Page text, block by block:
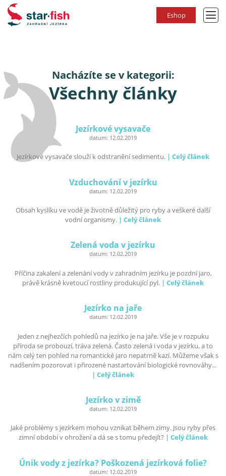
Eshop
Nacházíte se v kategorii:
Všechny články
Jezírkové vysavače
datum: 12.02.2019
Jezírkové vysavače slouží k odstranění sedimentu. | Celý článek
Vzduchování v jezírku
datum: 12.02.2019
Obsah kyslíku ve vodě je životně důležitý pro ryby a veškeré další
vodní organismy. | Celý článek
Zelená voda v jezírku
datum: 12.02.2019
Příčina zakalení a zelenání vody v zahradním jezírku je pozdní jaro,
právě krásně kvetoucí rostliny produkující pyl. | Celý článek
Jezírko na jaře
datum: 12.02.2019
Jeden z nejhezčích pohledů na jezírko je na jaře. Vše je v rozpuku
příroda se probouzí, tráva zelená. Často zelená i voda v jezírku, a to
nám celý ten pohled na romantické jaro nepatrně kazí. Můžeme však s
nadšením pozorovat i přirozené nastartování biologické rovnováhy...
| Celý článek
Jezírko v zimě
datum: 12.02.2019
Jaké problémy s jezírkem mohou vznikat během zimy. Jsou ryby přes
zimní období v ohrožení a dá se s tomu předejít? | Celý článek
Únik vody z jezírka? Poškozená jezírková folie?
datum: 12.02.2019